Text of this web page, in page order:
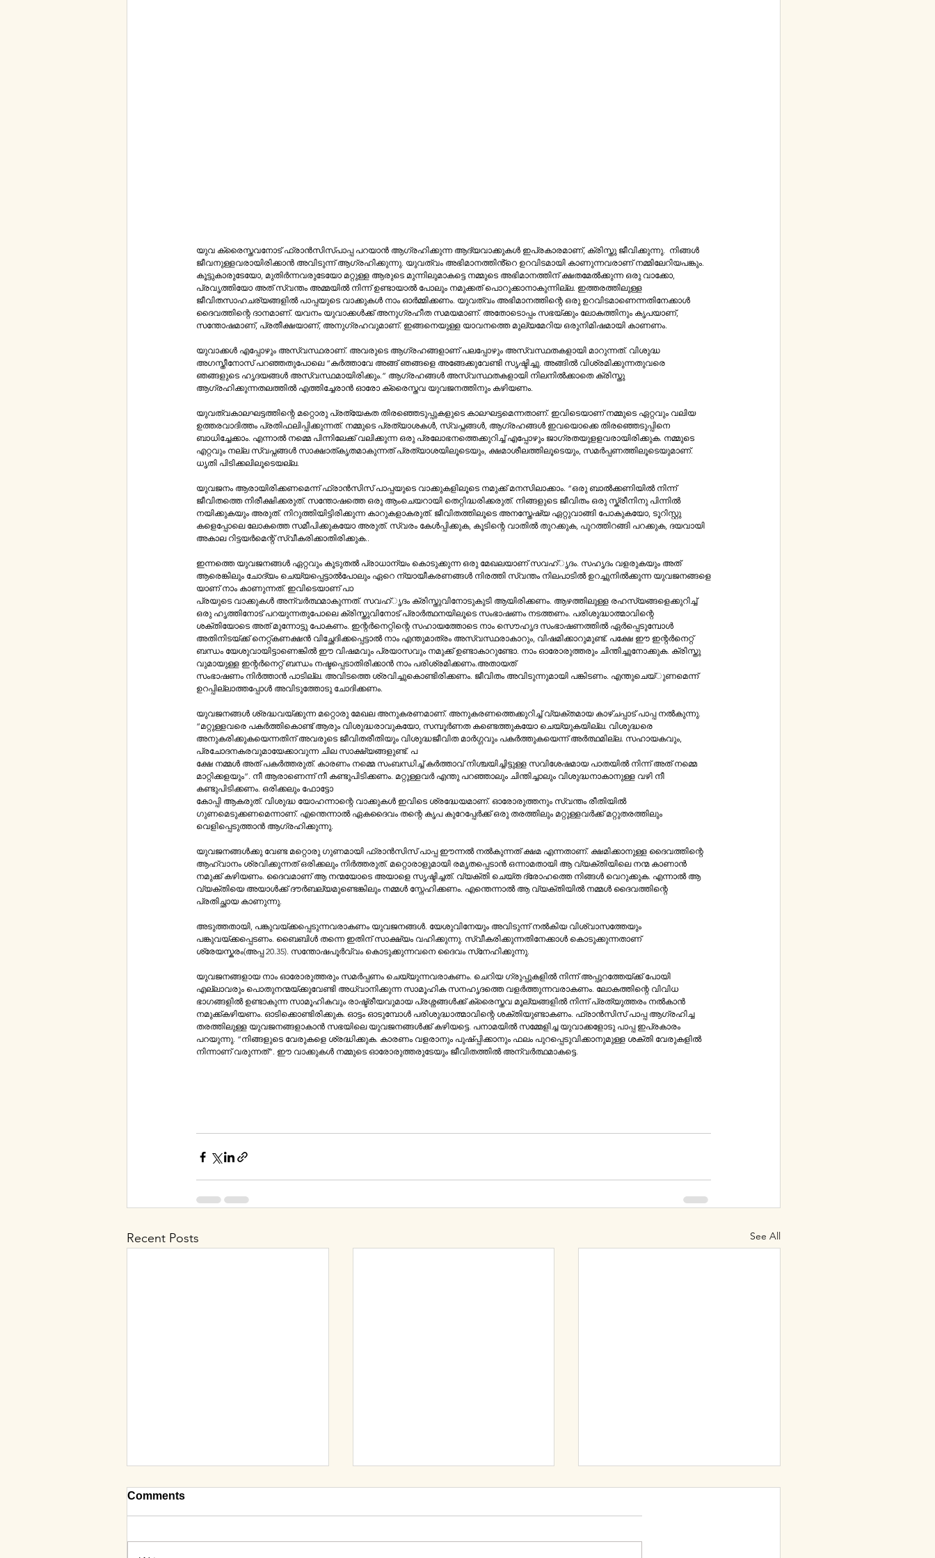
യു​വ ക്രൈസ്തവനോട്‌ ഫ്രാന്‍സിസ്‌​പാപ്പ പറയാന്‍ ആഗ്രഹിക്കുന്ന ആദ്യവാക്കുകള്‍ ഇപ്രകാരമാണ്‌, ക്രിസ്തു ജീവിക്കുന്നു.​  നിങ്ങള്‍
ജീവനുള്ളവരായിരിക്കാന്‍ അവിടുന്ന്‌​ ആഗ്രഹിക്കുന്നു. യുവത്വം അഭിമാനത്തി​ൻ്റെ ​ഉറവിടമായി കാണുന്നവരാണ്‌ നമ്മിലേറിയപങ്കും.
കൂട്ടുകാരുടേയോ, മുതിര്‍ന്നവരുടേയോ മറ്റുള്ള ആരുടെ മുന്നിലുമാകട്ടെ നമ്മുടെ​ ​അഭിമാനത്തിന്‌ ക്ഷതമേല്‍ക്കുന്ന ഒരു വാക്കോ,
പ്രവൃത്തിയോ അത്‌ സ്വന്തം അമ്മയില്‍​ ​നിന്ന്‌ ഉണ്ടായാല്‍ പോലും നമുക്കത്‌ പൊറുക്കാനാകുന്നില്ല. ഇത്തരത്തിലുള്ള
ജീവിതസാഹചര്യങ്ങളില്‍ പാപ്പയുടെ വാക്കുകള്‍ നാം ഓര്‍മ്മിക്കണം. യുവത്വം അഭിമാനത്തിന്റെ ഒരു ഉറവിടമാണെന്നതിനേക്കാള്‍
ദൈവത്തിന്റെ ദാനമാണ്‌. യവനം യുവാക്കള്‍ക്ക്‌ അനുഗ്രഹീത സമയമാണ്‌. അതോടൊപ്പം സഭയ്ക്കും ലോകത്തിനും കൃപയാണ്‌,
സന്തോഷമാണ്‌, പ്രതീക്ഷയാണ്‌, അനുഗ്രഹവുമാണ്‌. ഇങ്ങനെയുള്ള യാവനത്തെ മുല്യമേറിയ ഒരുനിമിഷമായി കാണണം.
യുവാക്കള്‍ എപ്പോഴും അസ്വസ്ഥരാണ്‌.​ ​അവരുടെ ആഗ്രഹങ്ങളാണ്‌ പലപ്പോഴും അസ്വ​​സ്ഥതകളായി മാറുന്നത്‌. വിശുദ്ധ
അഗസ്തീനോസ്‌ പറഞ്ഞതുപോലെ “കര്‍ത്താവേ​ ​അങ്ങ്‌ ഞങ്ങളെ അങ്ങേക്കുവേണ്ടി സൃഷ്ടിച്ചു. അങ്ങില്‍ വിശ്രമിക്കുന്നതുവരെ
ഞങ്ങളുടെ ഹൃദയങ്ങള്‍ അസ്വസ്ഥമായിരിക്കും.” ആഗ്രഹങ്ങള്‍ അസ്വസ്ഥതകളായി നിലനില്‍ക്കാതെ ക്രിസ്തു
ആഗ്രഹിക്കുന്നതലത്തില്‍ എത്തിച്ചേരാന്‍ ഓരോ ക്രൈസ്തവ യുവജനത്തിനും കഴിയണം.
യുവത്വകാലഘട്ടത്തിന്റെ മറ്റൊരു പ്രത്യേകത തിരഞ്ഞെടുപ്പുകളുടെ കാലഘട്ടമെന്നതാണ്‌. ഇവിടെയാണ്‌ നമ്മുടെ ഏറ്റവും വലിയ
ഉത്തരവാദിത്തം പ്രതിഫലിപ്പിക്കുന്നത്‌. നമ്മുടെ പ്രത്യാശകള്‍, സ്വപ്നങ്ങള്‍, ആഗ്രഹങ്ങള്‍ ഇവയൊക്കെ തിരഞ്ഞെടുപ്പിനെ
ബാധിച്ചേക്കാം. എന്നാല്‍ നമ്മെ പിന്നിലേക്ക്‌ വ​ലിക്കുന്ന ഒരു പ്രലോഭനത്തെക്കുറിച്ച്‌ എപ്പോഴും ജാഗ്രതയുളളവരായിരിക്കുക. നമ്മുടെ​ ​
എറ്റവും നല്ല സ്വപ്നങ്ങള്‍ സാക്ഷാത്കൃതമാകുന്നത്‌ പ്രത്യാശയിലൂടെയും, ക്ഷമാശീലത്തിലൂടെയും, സമര്‍പ്പണത്തിലൂടെയുമാണ്‌.​ ​
ധൃതി പിടിക്കലിലൂടെയല്ല.​
​യുവജനം ആരായിരിക്കണമെന്ന്‌ ഫ്രാന്‍സിസ്‌ പാപ്പയുടെ വാക്കുകളിലൂടെ നമുക്ക്‌​ ​മനസിലാക്കാം. “ഒരു ബാല്‍ക്കണിയില്‍ നിന്ന്‌​
ജീവിതത്തെ നിരീക്ഷിക്കരുത്‌. സന്തോഷ​ത്തെ ഒരു ആംചെയറായി തെറ്റിദ്ധരിക്കരുത്‌.​ നിങ്ങളുടെ ജീവിതം ഒരു സ്ക്രീനിനു പിന്നില്‍​
നയിക്കുകയും അരുത്‌. നിറുത്തിയിട്ടിരിക്കുന്ന​ കാറുകളാകരുത്. ജീവിതത്തിലൂടെ അനസ്തേഷ്യ ഏറ്റുവാങ്ങി പോകുകയോ, ടൂറിസ്റ്റു​​
കളെപ്പോലെ ലോകത്തെ സമീപിക്കുകയോ​ അരുത്‌. സ്വരം കേള്‍പ്പിക്കുക, കൂടിന്റെ വാതില്‍ തുറക്കുക, പുറത്തിറങ്ങി പറക്കുക, ദയ​​വായി
അകാല റിട്ടയര്‍മെന്റ്‌ സ്വീകരിക്കാതിരിക്കുക..
​ഇന്നത്തെ യുവജനങ്ങള്‍ ഏറ്റവും കൂടുതല്‍ പ്രാധാന്യം കൊടുക്കുന്ന ഒരു മേഖലയാണ്‌ സവഹ്ൃദം. സഹൃദം വളരുകയും അത്‌​ ​
ആരെങ്കിലും ചോദ്യം ചെയ്യപ്പെട്ടാല്‍പോലും​ ​ഏറെ ന്യായീകരണങ്ങള്‍ നിരത്തി സ്വന്തം നിലപാടില്‍ ഉറച്ചുനില്‍ക്കുന്ന യുവജനങ്ങളെ​​
യാണ്‌ നാം കാണുന്നത്‌. ഇവിടെയാണ്‌ പാ
പ്രയുടെ വാക്കുകള്‍ ​അന്വ​ര്‍ത്ഥമാകുന്നത്‌.​ സവഹ്ൃദം ക്രിസ്തുവിനോടുകുടി ആയിരിക്കണം. ആഴത്തിലുള്ള രഹസ്യങ്ങളെക്കുറിച്ച്‌​
ഒരു ഹൃത്തിനോട്‌ പറയുന്നതുപോലെ ക്രിസ്തുവിനോട്‌ പ്രാര്‍ത്ഥനയിലൂടെ സംഭാഷണം നടത്തണം. പരിശുദ്ധാത്മാവിന്റെ
ശക്തിയോടെ അത്‌ മുന്നോട്ടു പോകണം. ഇന്റര്‍നെറ്റിന്റെ സഹായത്തോടെ നാം സൌഹൃദ സംഭാഷണത്തില്‍ ഏര്‍പ്പെടുമ്പോള്‍
അതിനിടയ്ക്ക്‌ നെറ്റ്കണക്ഷന്‍ വിച്ഛേദിക്കപ്പെട്ടാല്‍​ നാം എന്തുമാത്രം അസ്വസ്ഥരാകാറും, വിഷമിക്കാറുമുണ്ട്‌. പക്ഷേ ഈ ഇന്റര്‍നെറ്റ്‌
ബന്ധം​ ​യേശുവായിട്ടാണെങ്കില്‍ ഈ വിഷമവും​ പ്രയാസവും നമുക്ക്‌ ഉണ്ടാകാറുണ്ടോ. നാം​ ഓരോരുത്തരും ചിന്തിച്ചുനോക്കുക. ക്രിസ്തു​
സംഭാഷണം നിര്‍ത്താന്‍ പാടില്ല. അവിടത്തെ​ ​ശ്രവിച്ചുകൊണ്ടിരിക്കണം. ജീവിതം അവിടുന്നുമായി പങ്കിടണം. എന്തുചെയ്ുണമെന്ന്‌
ഉറപ്പില്ലാത്തപ്പോള്‍ അവിടുത്തോടു ചോദിക്കണം.
​യുവജനങ്ങള്‍ ശ്രദ്ധവയ്ക്കുന്ന മറ്റൊരു മേഖല അനുകരണമാണ്‌. അനുകരണത്തെക്കുറിച്ച്‌ വ്യക്തമായ കാഴ്ചപ്പാട്‌ പാപ്പ നല്‍കുന്നു.​
“മറ്റുള്ളവരെ പകര്‍ത്തികൊണ്ട്‌ ആരും വിശുദ്ധരാവുകയോ, സമ്പൂര്‍ണത കണ്ടെത്തുകയോ ചെയ്യുകയില്ല. വിശുദ്ധരെ
അനുകരിക്കുകയെന്നതിന്‌ അവരുടെ ജീവിതരീതിയും വിശുദ്ധജീവിത മാര്‍ഗ്ഗവും പകര്‍ത്തുകയെന്ന്‌​ ​അര്‍ത്ഥമില്ല. സഹായകവും,
പ്രചോദനകരവുമായേക്കാവുന്ന ചില സാക്ഷ്യങ്ങളുണ്ട്‌. പ
ക്ഷേ നമ്മള്‍ അത്‌ പകര്‍ത്തരുത്‌. കാരണം​ ​നമ്മെ സംബന്ധിച്ച്‌ കര്‍ത്താവ്‌ നിശ്ചയിച്ചിട്ടുള്ള സവിശേഷമായ പാതയില്‍ നിന്ന്‌ അത്‌​ ​നമ്മെ
മാറ്റിക്കളയും”. നീ ആരാണെന്ന്‌ നീ​ കണ്ടുപിടിക്കണം. മറ്റുള്ളവര്‍ എന്തു പറഞ്ഞാലും ചിന്തിച്ചാലും വിശുദ്ധനാകാനുള്ള വഴി​ നീ
കണ്ടുപിടിക്കണം. ഒരിക്കലും ഫോട്ടോ
കോപ്പി ആകരുത്‌. വിശുദ്ധ യോഹന്നാന്റെ വാക്കുകള്‍ ഇവിടെ ശ്രദ്ധേയമാണ്‌. ഓരോരുത്തനും സ്വന്തം രീതിയില്‍
ഗുണമെടുക്കണമെന്നാണ്‌. എന്തെന്നാല്‍ ഏകദൈവം തന്റെ​ ​കൃപ കുറേപ്പേര്‍ക്ക്‌ ഒരു തരത്തിലും മറ്റുള്ളവര്‍ക്ക്‌ മറ്റുതരത്തിലും
വെളിപ്പെടുത്താന്‍ ആഗ്രഹിക്കുന്നു.
​യുവജനങ്ങൾക്കു വേണ്ട മറ്റൊരു ഗുണമായി ഫ്രാന്‍സിസ്‌ പാപ്പ ഈന്നല്‍ നല്‍കുന്ന​ത്‌ ക്ഷമ എന്നതാണ്‌. ക്ഷമിക്കാനുള്ള ദൈവത്തിന്റെ
ആഹ്വാനം ശ്രവിക്കുന്നത്‌ ഒരിക്കലും​ ​നിര്‍ത്തരുത്‌. മറ്റൊരാളുമായി രമൃതപ്പെടാന്‍​ ​ഒന്നാമതായി ആ വ്യക്തിയിലെ നന്മ കാണാന്‍
നമുക്ക്‌ കഴിയണം. ദൈവമാണ്‌ ആ​ ​നന്മയോടെ അയാളെ സൃഷ്ടിച്ചത്‌. വ്യക്തി​ ​ചെയ്ത ദ്രോഹത്തെ നിങ്ങള്‍ വെറുക്കുക. എന്നാല്‍ ആ
വ്യക്തിയെ അയാള്‍ക്ക്‌ ​ദൗ​ര്‍ബല്യമുണ്ടെങ്കിലും നമ്മള്‍ സ്നേഹിക്കണം. എന്തെന്നാല്‍ ആ വ്യക്തിയില്‍ നമ്മള്‍ ദൈവത്തിന്റെ​ ​
പ്രതിച്ഛായ കാണുന്നു.
​അടുത്തതായി, പങ്കുവയ്ക്കപ്പെടുന്നവരാകണം യുവജനങ്ങള്‍. യേശുവിനേയും അവിടുന്ന്‌ നല്‍കിയ വിശ്വാസത്തേയും
പങ്കുവയ്ക്കപ്പെടണം. ബൈബിള്‍ തന്നെ ഇതിന്‌ സാക്ഷ്യം വഹിക്കുന്നു. സ്വീകരിക്കുന്നതിനേക്കാള്‍ കൊടുക്കുന്നതാണ്‌
ശ്രേയസ്കരം(അപ്പ 20.35)​.​ സന്തോഷപൂര്‍വ്വം​ ​കൊടുക്കുന്നവനെ ദൈവം സ്‌നേഹിക്കുന്നു.
​യുവജനങ്ങളായ നാം ഓരോരുത്തരും സമര്‍പ്പണം ചെയ്യുന്നവരാകണം. ചെറിയ ഗ്രുപ്പുകളില്‍ നിന്ന്‌ അപ്പുറത്തേയ്ക്ക്‌ പോയി
എല്ലാവരും പൊതുനന്മയ്ക്കുവേണ്ടി അധ്വാനിക്കുന്ന സാമൂഹിക സനഹൃദത്തെ വളര്‍ത്തുന്നവരാകണം. ലോകത്തിന്റെ വിവിധ
ഭാഗങ്ങളില്‍ ഉണ്ടാകുന്ന സാമൂഹികവും രാഷ്ട്രീയവുമായ പ്രശ്നങ്ങള്‍ക്ക്‌ ക്രൈസ്തവ മൂല്യങ്ങളില്‍ നിന്ന്‌ പ്രത്യുത്തരം നല്‍കാന്‍
നമുക്ക്‌കഴിയണം. ഓടിക്കൊണ്ടിരിക്കുക.​ ​ഓട്ടം ഓടുമ്പോള്‍ പരിശുദ്ധാത്മാവിന്റെ ശക്തിയുണ്ടാ​​കണം. ഫ്രാന്‍സിസ്‌ പാപ്പ ആഗ്രഹിച്ച
തരത്തിലുള്ള യുവജനങ്ങളാകാന്‍ സഭയിലെ യുവജനങ്ങള്‍ക്ക്‌ കഴിയട്ടെ. പനാമയില്‍ സമ്മേളിച്ച യുവാക്കളോടു പാപ്പ ഇപ്രകാരം
പറയുന്നു. “നിങ്ങളുടെ വേരുകളെ ശ്രദ്ധിക്കുക. കാരണം വളരാനും പുഷ്പ്പിക്കാനും ഫലം പുറപ്പെടുവിക്കാനുമുള്ള ശക്തി വേരുകളില്‍​ ​
നിന്നാണ്‌ വരുന്നത്‌”. ഈ വാക്കുകള്‍ നമ്മുടെ ഓരോരുത്തരുടേയും ജീവിതത്തില്‍ ​അന്വര്‍ത്ഥമാകട്ടെ.
Recent Posts See All
Comments